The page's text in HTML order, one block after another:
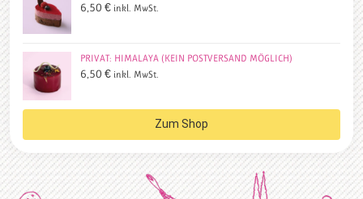
6,50 € inkl. MwSt.
PRIVAT: HIMALAYA (KEIN POSTVERSAND MÖGLICH)
6,50 € inkl. MwSt.
Zum Shop